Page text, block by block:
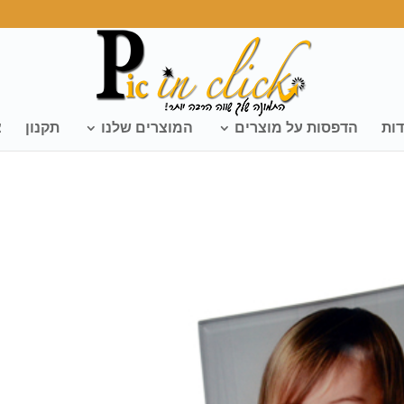
הדפסות על מוצרים המוצרים שלנו תקנון